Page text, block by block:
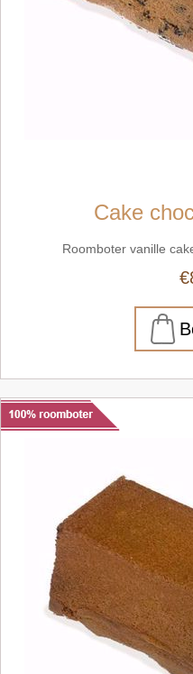
Cake
Roomboter vanille